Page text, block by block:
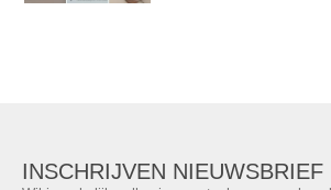
INSCHRIJVEN NIEUWSBRIEF